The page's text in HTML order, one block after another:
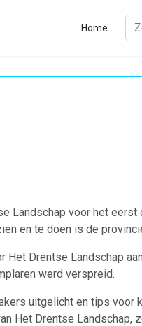
Home
Landschap voor het eerst
en te doen is de
Drentse Landschap
werd verspreid.
uitgelicht en tips voor
Het Drentse Landschap,